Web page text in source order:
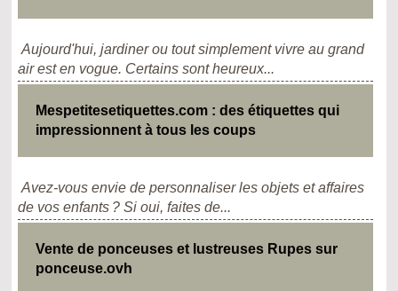
Aujourd'hui, jardiner ou tout simplement vivre au grand
air est en vogue. Certains sont heureux...
Mespetitesetiquettes.com : des étiquettes qui
impressionnent à tous les coups
Avez-vous envie de personnaliser les objets et affaires
de vos enfants ? Si oui, faites de...
Vente de ponceuses et lustreuses Rupes sur
ponceuse.ovh